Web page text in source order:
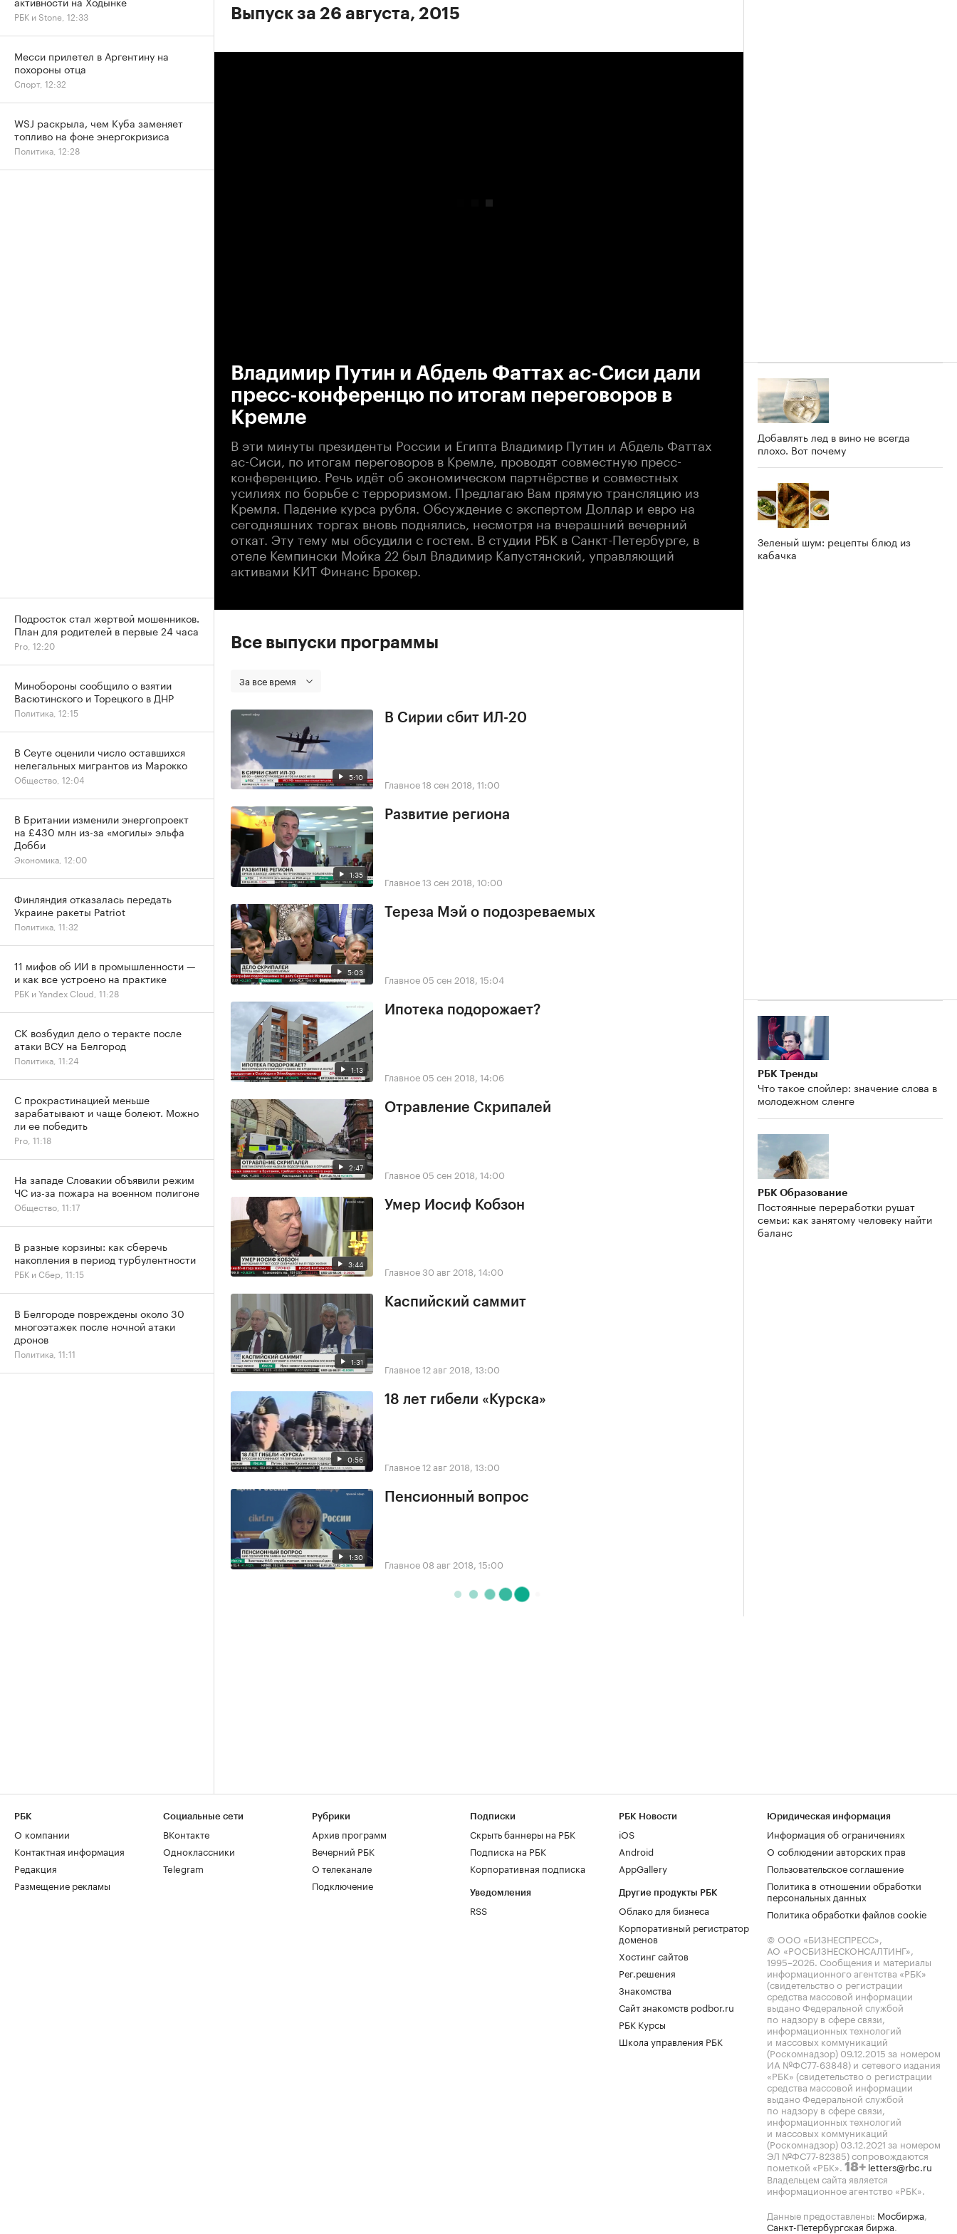
Выпуск за 26 августа, 2015
Владимир Путин и Абдель Фаттах ас-Сиси дали
пресс-конференцю по итогам переговоров в
Кремле
В эти минуты президенты России и Египта Владимир Путин и Абдель Фаттах
ас-Сиси, по итогам переговоров в Кремле, проводят совместную пресс-
конференцию. Речь идёт об экономическом партнёрстве и совместных
усилиях по борьбе с терроризмом. Предлагаю Вам прямую трансляцию из
Кремля. Падение курса рубля. Обсуждение с экспертом Доллар и евро на
сегодняшних торгах вновь поднялись, несмотря на вчерашний вечерний
откат. Эту тему мы обсудили с гостем. В студии РБК в Санкт-Петербурге, в
отеле Кемпински Мойка 22 был Владимир Капустянский, управляющий
активами КИТ Финанс Брокер.
Все выпуски программы
За все время
5:10
В Сирии сбит ИЛ-20
Главное18 сен 2018, 11:00
1:35
Развитие региона
Главное13 сен 2018, 10:00
5:03
Тереза Мэй о подозреваемых
Главное 05 сен 2018, 15:04
1:13
Ипотека подорожает?
Главное 05 сен 2018, 14:06
2:47
Отравление Скрипалей
Главное 05 сен 2018, 14:00
3:44
Умер Иосиф Кобзон
Главное30 авг 2018, 14:00
1:31
Каспийский саммит
Главное12 авг 2018, 13:00
0:56
18 лет гибели «Курска»
Главное12 авг 2018, 13:00
1:30
Пенсионный вопрос
Главное 08 авг 2018, 15:00
Добавлять лед в вино не всегда
плохо. Вот почему
Зеленый шум: рецепты блюд из
кабачка
РБК Тренды
Что такое спойлер: значение слова в
молодежном сленге
РБК Образование
Постоянные переработки рушат
семьи: как занятому человеку найти
баланс
РБК и Stone, 12:33
Месси прилетел в Аргентину на
похороны отца
Спорт, 12:32
WSJ раскрыла, чем Куба заменяет
топливо на фоне энергокризиса
Политика, 12:28
Подросток стал жертвой мошенников.
План для родителей в первые 24 часа
Pro, 12:20
Минобороны сообщило о взятии
Васютинского и Торецкого в ДНР
Политика, 12:15
В Сеуте оценили число оставшихся
нелегальных мигрантов из Марокко
Общество, 12:04
В Британии изменили энергопроект
на £430 млн из-за «могилы» эльфа
Добби
Экономика, 12:00
Финляндия отказалась передать
Украине ракеты Patriot
Политика, 11:32
11 мифов об ИИ в промышленности —
и как все устроено на практике
РБК и Yandex Cloud, 11:28
СК возбудил дело о теракте после
атаки ВСУ на Белгород
Политика, 11:24
С прокрастинацией меньше
зарабатывают и чаще болеют. Можно
ли ее победить
Pro, 11:18
На западе Словакии объявили режим
ЧС из-за пожара на военном полигоне
Общество, 11:17
В разные корзины: как сберечь
накопления в период турбулентности
РБК и Сбер, 11:15
В Белгороде повреждены около 30
многоэтажек после ночной атаки
дронов
Политика, 11:11
РБК
О компании
Контактная информация
Редакция
Размещение рекламы
Социальные сети
ВКонтакте
Одноклассники
Telegram
Рубрики
Архив программ
Вечерний РБК
О телеканале
Подключение
Подписки
Скрыть баннеры на РБК
Подписка на РБК
Корпоративная подписка
Уведомления
RSS
РБК Новости
iOS
Android
AppGallery
Другие продукты РБК
Облако для бизнеса
Корпоративный регистратор
доменов
Хостинг сайтов
Рег.решения
Знакомства
Сайт знакомств podbor.ru
РБК Курсы
Школа управления РБК
Юридическая информация
Информация об ограничениях
О соблюдении авторских прав
Пользовательское соглашение
Политика в отношении обработки
персональных данных
Политика обработки файлов cookie
© ООО «БИЗНЕСПРЕСС»,
АО «РОСБИЗНЕСКОНСАЛТИНГ»,
1995–2026. Сообщения и материалы
информационного агентства «РБК»
(свидетельство о регистрации
средства массовой информации
выдано Федеральной службой
по надзору в сфере связи,
информационных технологий
и массовых коммуникаций
(Роскомнадзор) 09.12.2015 за номером
ИА №ФС77-63848) и сетевого издания
«РБК» (свидетельство о регистрации
средства массовой информации
выдано Федеральной службой
по надзору в сфере связи,
информационных технологий
и массовых коммуникаций
(Роскомнадзор) 03.12.2021 за номером
ЭЛ №ФС77-82385) сопровождаются
пометкой «РБК». 18+ letters@rbc.ru
Владельцем сайта является
информационное агентство «РБК».
Данные предоставлены: Мосбиржа,
Санкт-Петербургская биржа.